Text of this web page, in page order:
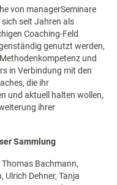
von managerSeminare
sich seit Jahren als
Coaching-Feld
genutzt werden,
und
in Verbindung mit den
die ihr
und aktuell halten wollen,
ihrer
Sammlung
Thomas Bachmann,
Ulrich Dehner, Tanja